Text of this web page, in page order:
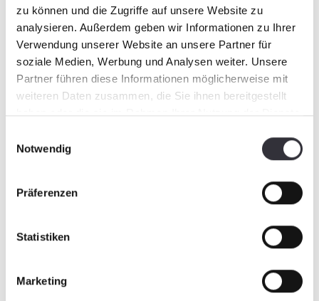
zu können und die Zugriffe auf unsere Website zu
analysieren. Außerdem geben wir Informationen zu Ihrer
Verwendung unserer Website an unsere Partner für
soziale Medien, Werbung und Analysen weiter. Unsere
Partner führen diese Informationen möglicherweise mit
weiteren Daten zusammen, die Sie ihnen bereitgestellt
haben oder die sie im Rahmen Ihrer Nutzung der Dienste
Notwendig
Präferenzen
Statistiken
Marketing